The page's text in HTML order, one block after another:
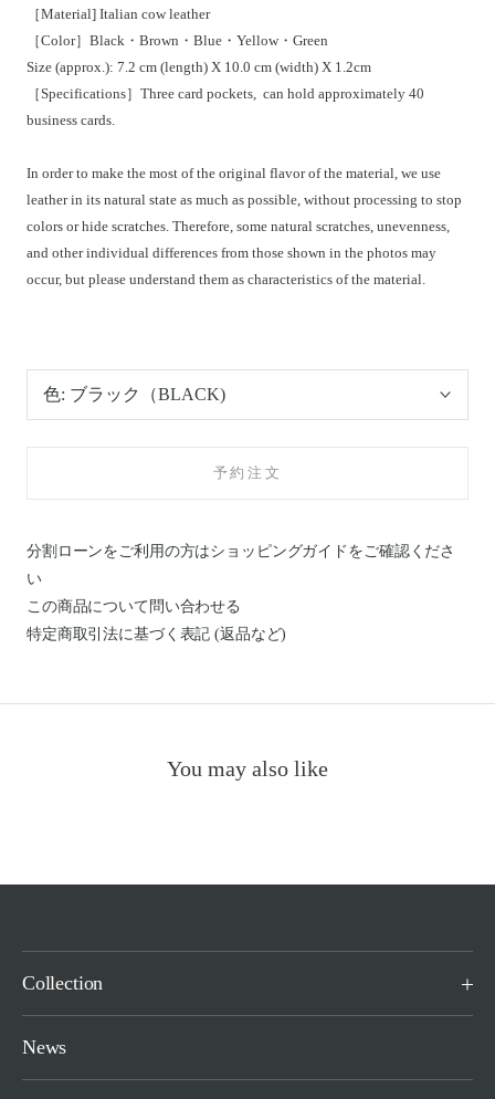
［Material] Italian cow leather
［Color］Black・Brown・Blue・Yellow・Green
Size (approx.): 7.2 cm (length) X 10.0 cm (width) X 1.2cm
［Specifications］Three card pockets, can hold approximately 40
business cards.
In order to make the most of the original flavor of the material, we use
leather in its natural state as much as possible, without processing to stop
colors or hide scratches. Therefore, some natural scratches, unevenness,
and other individual differences from those shown in the photos may
occur, but please understand them as characteristics of the material.
色: ブラック（BLACK)
予約注文
分割ローンをご利用の方はショッピングガイドを ご確認くださ
い
この商品について問い合わせる
特定商取引法に基づく表記 (返品など)
You may also like
Collection
News